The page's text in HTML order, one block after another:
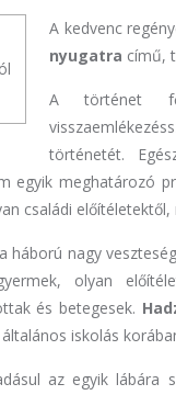
A kedvenc
nyugatra című,
A történet
történetét.
egyik meghatározó
családi
háború nagy
olyan
és betegesek.
iskolás
az egyik lábára